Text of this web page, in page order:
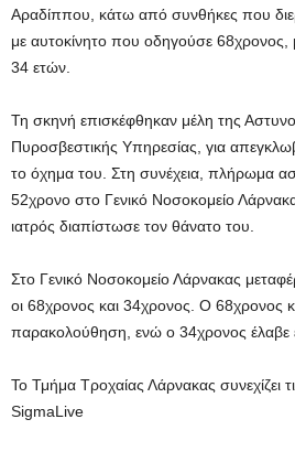
Αραδίππου, κάτω από συνθήκες που
με αυτοκίνητο που οδηγούσε 68χρονος,
34 ετών.
Τη σκηνή επισκέφθηκαν μέλη της
Πυροσβεστικής Υπηρεσίας, για
το όχημα του. Στη συνέχεια, πλήρωμα
52χρονο στο Γενικό Νοσοκομείο
ιατρός διαπίστωσε τον θάνατο του.
Στο Γενικό Νοσοκομείο Λάρνακας
οι 68χρονος και 34χρονος. Ο 68χρονος
παρακολούθηση, ενώ ο 34χρονος έλαβε
Το Τμήμα Τροχαίας Λάρνακας συνεχίζει
SigmaLive